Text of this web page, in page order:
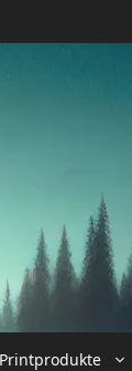
Printprodukte